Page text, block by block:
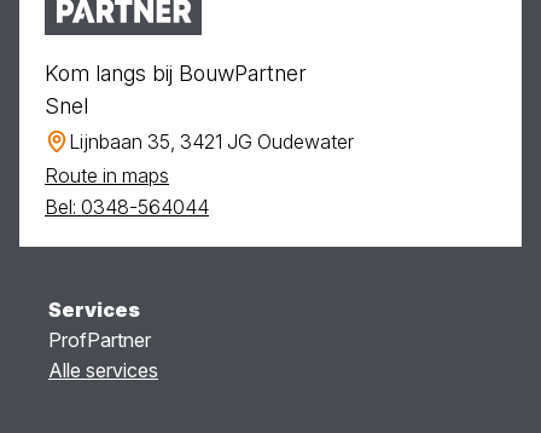
Kom langs bij BouwPartner
Snel
Lijnbaan 35, 3421 JG Oudewater
Route in maps
Bel: 0348-564044
Services
ProfPartner
Alle services